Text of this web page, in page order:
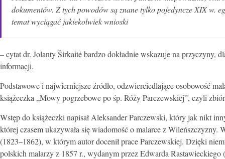
dokumentów. Z tych powodów są znane tylko pojedyncze XIX w.
temat wyciągać jakiekolwiek wnioski
– cytat dr. Jolanty Širkaitė bardzo dokładnie wskazuje na przyczyny,
informacji.
Podstawowe i najwierniejsze źródło, odzwierciedlające osobowość
książeczka „Mowy pogrzebowe po śp. Róży Parczewskiej”, czyli
Wstęp do książeczki napisał Aleksander Parczewski, który jak nikt
której czasem ukazywała się wiadomość o malarce z Wileńszczyzny.
(1823–1862), w którym autor docenił prace Parczewskiej. Dzięki
polskich malarzy z 1857 r., wydanym przez Edwarda